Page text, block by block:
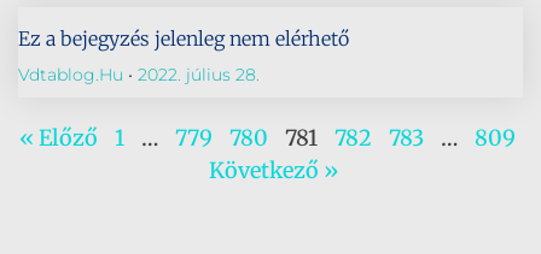
Ez a bejegyzés jelenleg nem elérhető
Vdtablog.hu 2022. július 28.
« Előző 1 … 779 780 781 782 783 …
809
Következő »